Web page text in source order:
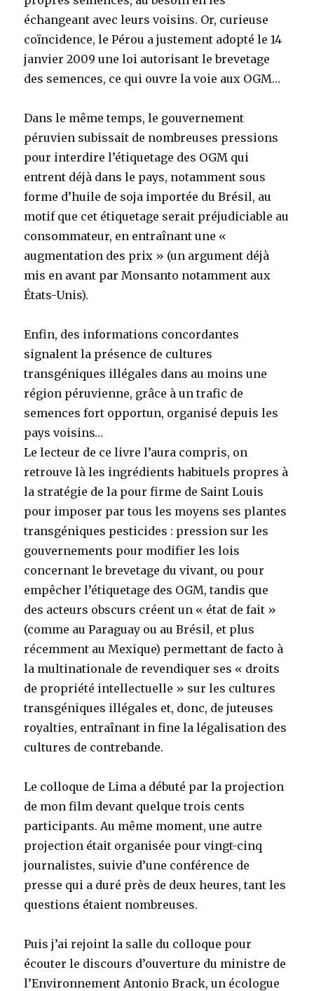
échangeant avec leurs voisins. Or, curieuse
coïncidence, le Pérou a justement adopté le 14
janvier 2009 une loi autorisant le brevetage
des semences, ce qui ouvre la voie aux OGM…
Dans le même temps, le gouvernement
péruvien subissait de nombreuses pressions
pour interdire l’étiquetage des OGM qui
entrent déjà dans le pays, notamment sous
forme d’huile de soja importée du Brésil, au
motif que cet étiquetage serait préjudiciable au
consommateur, en entraînant une «
augmentation des prix » (un argument déjà
mis en avant par Monsanto notamment aux
États-Unis).
Enfin, des informations concordantes
signalent la présence de cultures
transgéniques illégales dans au moins une
région péruvienne, grâce à un trafic de
semences fort opportun, organisé depuis les
pays voisins…
Le lecteur de ce livre l’aura compris, on
retrouve là les ingrédients habituels propres à
la stratégie de la pour firme de Saint Louis
pour imposer par tous les moyens ses plantes
transgéniques pesticides : pression sur les
gouvernements pour modifier les lois
concernant le brevetage du vivant, ou pour
empêcher l’étiquetage des OGM, tandis que
des acteurs obscurs créent un « état de fait »
(comme au Paraguay ou au Brésil, et plus
récemment au Mexique) permettant de facto à
la multinationale de revendiquer ses « droits
de propriété intellectuelle » sur les cultures
transgéniques illégales et, donc, de juteuses
royalties, entraînant in fine la légalisation des
cultures de contrebande.
Le colloque de Lima a débuté par la projection
de mon film devant quelque trois cents
participants. Au même moment, une autre
projection était organisée pour vingt-cinq
journalistes, suivie d’une conférence de
presse qui a duré près de deux heures, tant les
questions étaient nombreuses.
Puis j’ai rejoint la salle du colloque pour
écouter le discours d’ouverture du ministre de
l’Environnement Antonio Brack, un écologue